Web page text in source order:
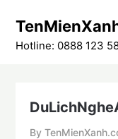
content
Hotline: 0888 123
By